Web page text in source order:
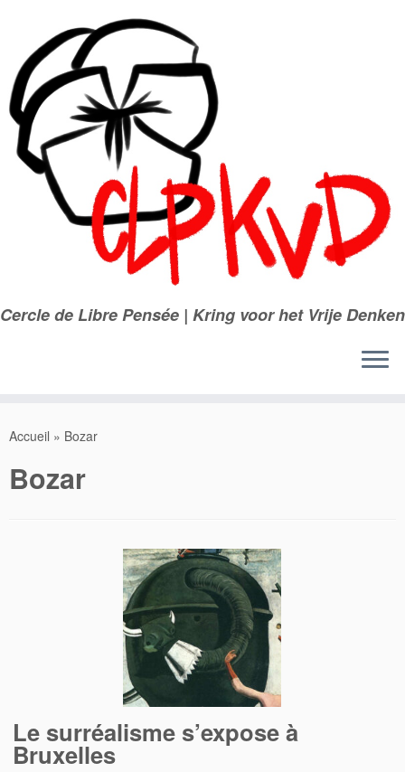
contenu
Cercle de Libre Pensée | Kring voor het Vrije Denken
Accueil » Bozar
Bozar
Le surréalisme s’expose à
Bruxelles